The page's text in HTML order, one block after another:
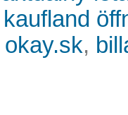
kaufland
okay.sk,